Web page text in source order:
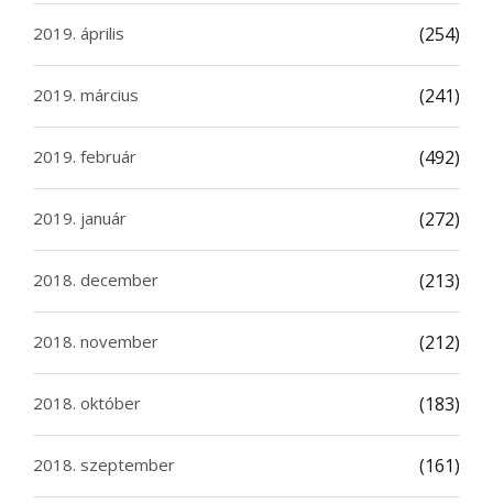
2019. április (254)
2019. március (241)
2019. február (492)
2019. január (272)
2018. december (213)
2018. november (212)
2018. október (183)
2018. szeptember (161)